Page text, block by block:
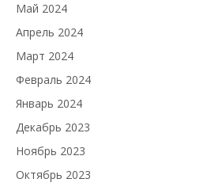
Май 2024
Апрель 2024
Март 2024
Февраль 2024
Январь 2024
Декабрь 2023
Ноябрь 2023
Октябрь 2023